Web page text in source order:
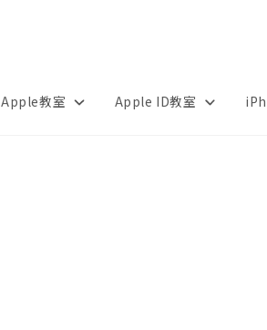
Apple教室 Apple ID教室